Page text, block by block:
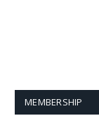
MEMBERSHIP